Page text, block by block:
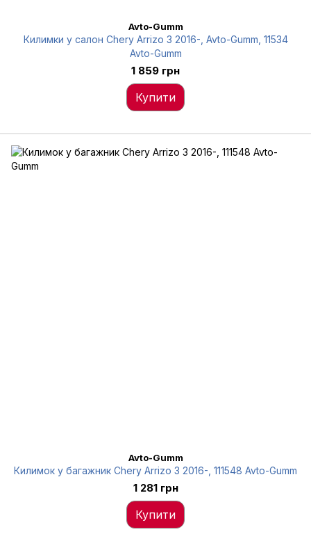
Avto-Gumm
Килимки у салон Chery Arrizo 3 2016-, Avto-Gumm, 11534
Avto-Gumm
1 859 грн
Купити
Avto-Gumm
Килимок у багажник Chery Arrizo 3 2016-, 111548 Avto-Gumm
1 281 грн
Купити